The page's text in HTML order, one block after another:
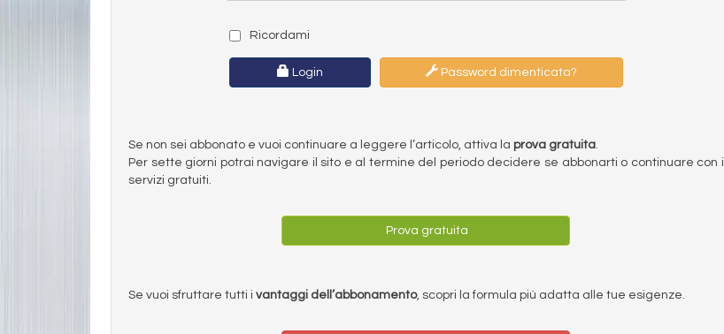
Ricordami
Login Password dimenticata?
Se non sei abbonato e vuoi continuare a leggere l’articolo, attiva la prova gratuita.
Per sette giorni potrai navigare il sito e al termine del periodo decidere se abbonarti o continuare con i
servizi gratuiti.
Prova gratuita
Se vuoi sfruttare tutti i vantaggi dell’abbonamento, scopri la formula più adatta alle tue esigenze.